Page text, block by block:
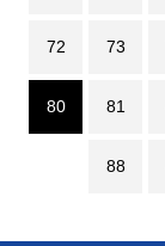
72 73
80 81
88